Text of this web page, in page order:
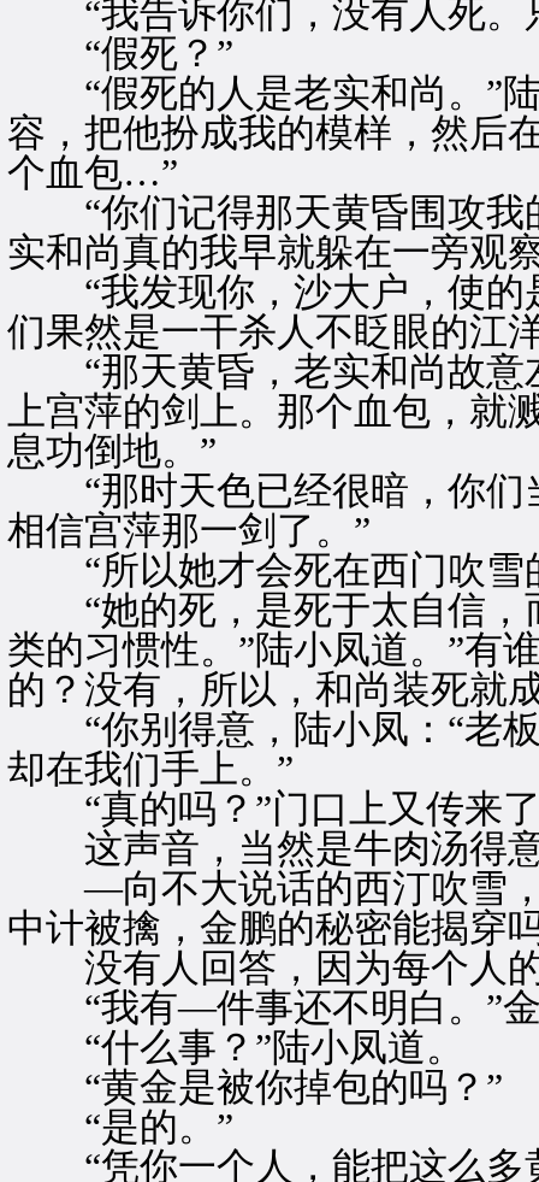
“我告诉你们，没有人死。
“假死？”
“假死的人是老实和尚。”陆
容，把他扮成我的模样，然后
个血包…”
“你们记得那天黄昏围攻我
实和尚真的我早就躲在一旁观
“我发现你，沙大户，使的
们果然是一干杀人不眨眼的江
“那天黄昏，老实和尚故意
上宫萍的剑上。那个血包，就
息功倒地。”
“那时天色已经很暗，你们
相信宫萍那一剑了。”
“所以她才会死在西门吹雪
“她的死，是死于太自信，
类的习惯性。”陆小凤道。”有
的？没有，所以，和尚装死就
“你别得意，陆小凤：“老板
却在我们手上。”
“真的吗？”门口上又传来
这声音，当然是牛肉汤得
—向不大说话的西汀吹雪，
中计被擒，金鹏的秘密能揭穿
没有人回答，因为每个人的
“我有—件事还不明白。”金
“什么事？”陆小凤道。
“黄金是被你掉包的吗？”
“是的。”
“凭你一个人，能把这么多